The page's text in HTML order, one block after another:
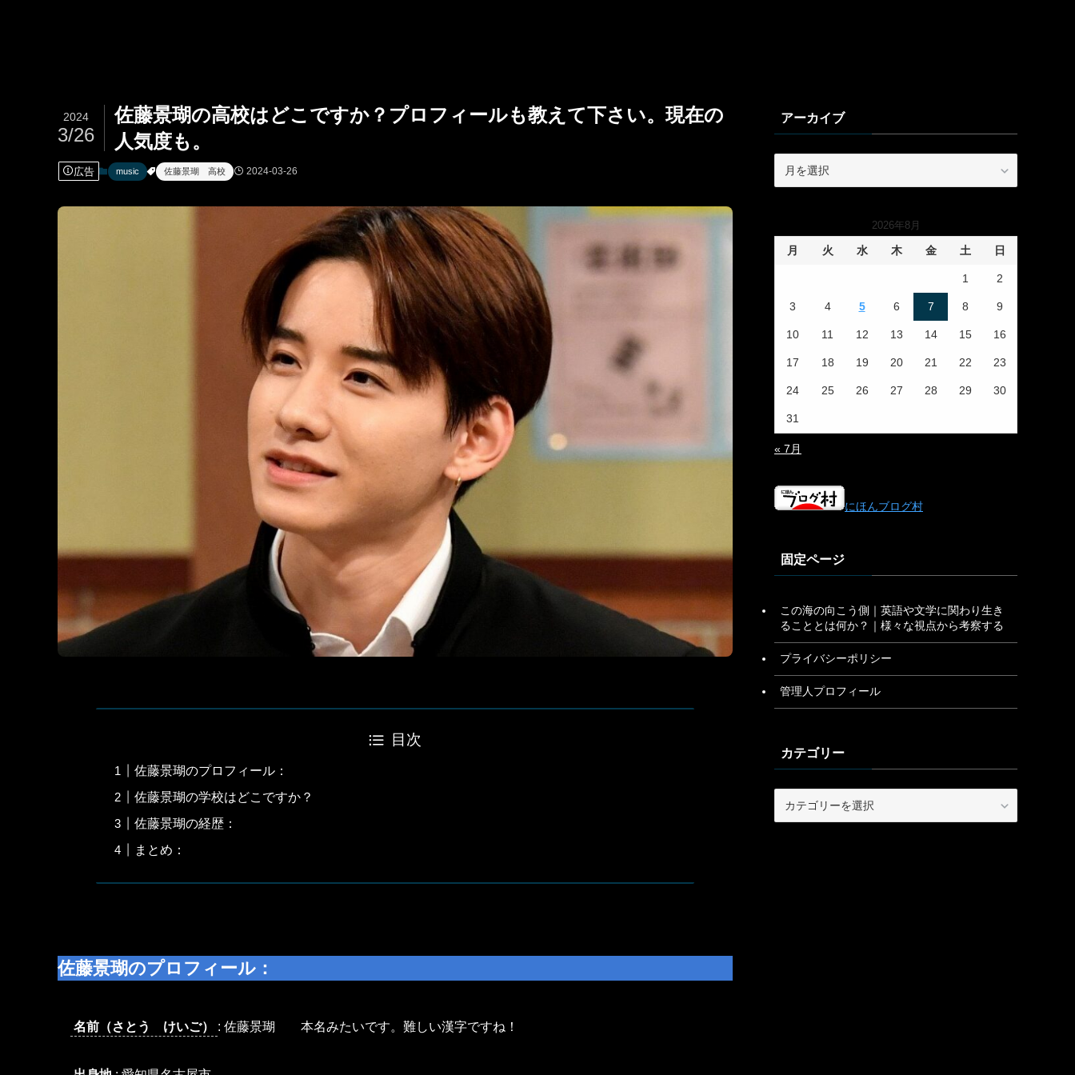
佐藤景瑚の高校はどこですか？プロフィールも教えて下さい。現在の
人気度も。
2024
3/26
広告 music 佐藤景瑚 高校 2024-03-26
目次
佐藤景瑚のプロフィール：
佐藤景瑚の学校はどこですか？
佐藤景瑚の経歴：
まとめ：
佐藤景瑚のプロフィール ：
名前（さとう けいご） : 佐藤景瑚 本名みたいです。難しい漢字ですね！
アーカイブ
2026年8月
月 火 水 木 金 土 日
1 2
3 4 5 6 7 8 9
10 11 12 13 14 15 16
17 18 19 20 21 22 23
24 25 26 27 28 29 30
31
« 7月
にほんブログ村
固定ページ
この海の向こう側｜英語や文学に関わり生き
ることとは何か？｜様々な視点から考察する
プライバシーポリシー
管理人プロフィール
カテゴリー